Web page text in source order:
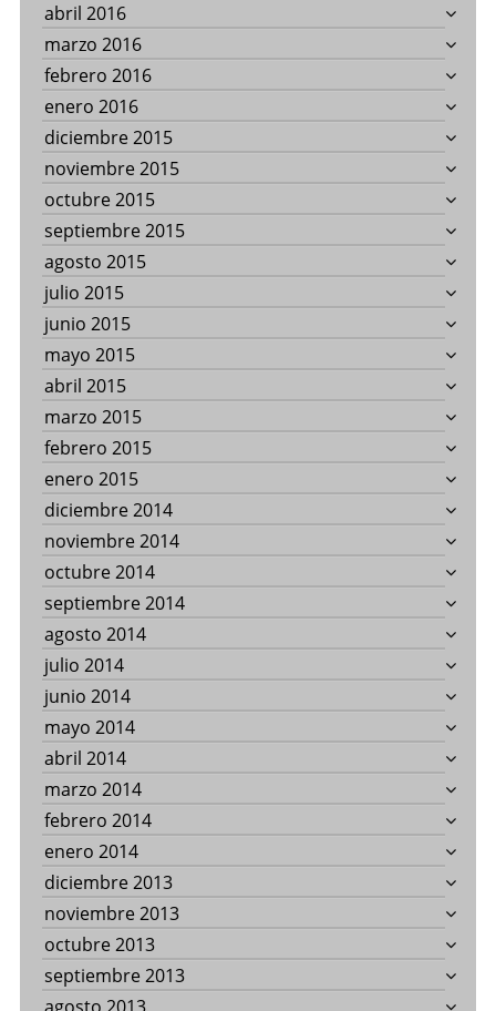
abril 2016
marzo 2016
febrero 2016
enero 2016
diciembre 2015
noviembre 2015
octubre 2015
septiembre 2015
agosto 2015
julio 2015
junio 2015
mayo 2015
abril 2015
marzo 2015
febrero 2015
enero 2015
diciembre 2014
noviembre 2014
octubre 2014
septiembre 2014
agosto 2014
julio 2014
junio 2014
mayo 2014
abril 2014
marzo 2014
febrero 2014
enero 2014
diciembre 2013
noviembre 2013
octubre 2013
septiembre 2013